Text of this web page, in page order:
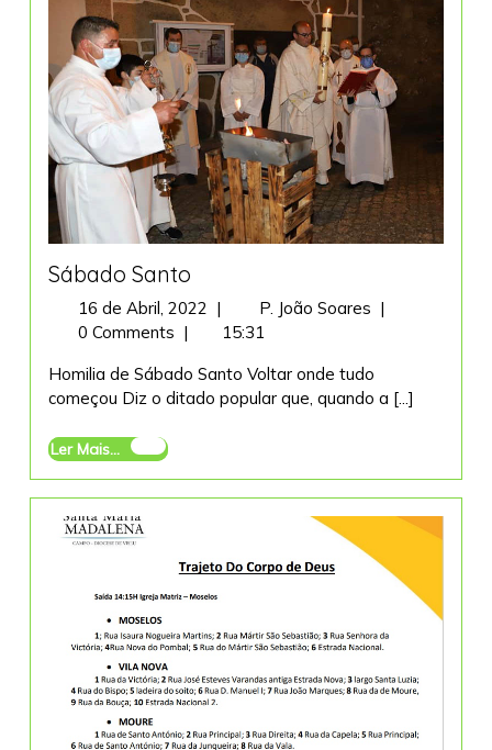
Sábado Santo
16 de Abril, 2022 16
de
2022
| P. João Soares Sábado
|
0 Comments |
15:31
Homilia de Sábado Santo Voltar onde tudo
começou Diz o ditado popular que, quando a [...]
Ler Mais... Ler